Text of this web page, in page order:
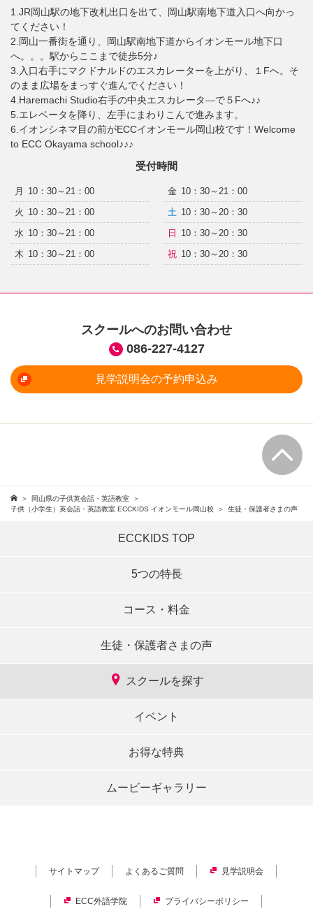
1.JR岡山駅の地下改札出口を出て、岡山駅南地下道入口へ向かっ
てください！
2.岡山一番街を通り、岡山駅南地下道からイオンモール地下口
へ。。。駅からここまで徒歩5分♪
3.入口右手にマクドナルドのエスカレーターを上がり、１Fへ。そ
のまま広場をまっすぐ進んでください！
4.Haremachi Studio右手の中央エスカレータ―で５Fへ♪♪
5.エレベータを降り、左手にまわりこんで進みます。
6.イオンシネマ目の前がECCイオンモール岡山校です！Welcome
to ECC Okayama school♪♪♪
受付時間
月
10：30～21：00
火 10：30～21：00
水 10：30～21：00
木 10：30～21：00
金 10：30～21：00
土 10：30～20：30
日
10：30～20：30
祝 10：30～20：30
スクールへのお問い合わせ
086-227-4127
見学説明会の予約申込み
岡山県の子供英会話・英語教室
子供（小学生）英会話・英語教室 ECCKIDS イオンモール岡山校
生徒・保護者さまの声
ECCKIDS TOP
5つの特長
コース・料金
生徒・保護者さまの声
スクールを探す
イベント
お得な特典
ムービーギャラリー
サイトマップ よくあるご質問 見学説明会
ECC外語学院 プライバシーポリシー